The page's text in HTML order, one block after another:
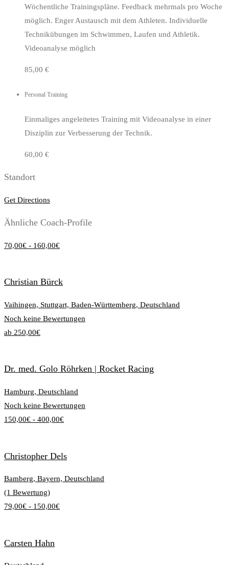
Wöchentliche Trainingspläne. Feedback mehrmals pro Woche
möglich. Enger Austausch mit dem Athleten. Individuelle
Technikübungen im Schwimmen, Laufen und Athletik.
Videoanalyse möglich
85,00 €
Personal Training
Einmaliges angeleitetes Training mit Videoanalyse in einer
Disziplin zur Verbesserung der Technik.
60,00 €
Standort
Get Directions
Ähnliche Coach-Profile
70,00€ - 160,00€
Christian Bürck
Vaihingen, Stuttgart, Baden-Württemberg, Deutschland
Noch keine Bewertungen
ab 250,00€
Dr. med. Golo Röhrken | Rocket Racing
Hamburg, Deutschland
Noch keine Bewertungen
150,00€ - 400,00€
Christopher Dels
Bamberg, Bayern, Deutschland
(1 Bewertung)
79,00€ - 150,00€
Carsten Hahn